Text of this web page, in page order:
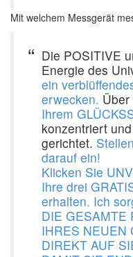
Mit welchem Messgerät
Die POSITIVE
Energie des
ein
erwecken.
Ihrem
konzentriert
gerichtet.
darauf ein!
Klicken Sie
Ihre drei
erhalten. Ich
DIE GESAMTE
IHRES NEUEN
DIREKT AUF